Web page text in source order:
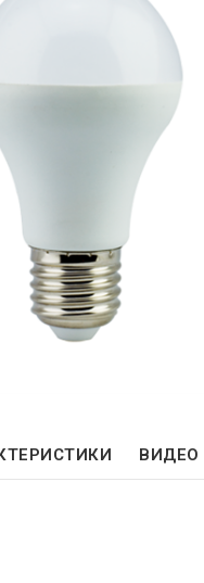
ВИДЕО